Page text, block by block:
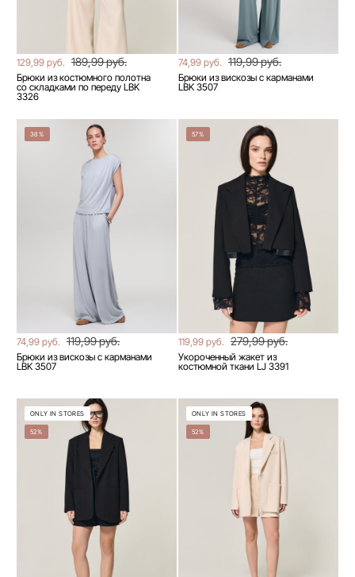
129,99 руб. 189,99 руб.
Брюки из костюмного полотна
со складками по переду LBK
3326
74,99 руб. 119,99 руб.
Брюки из вискозы с карманами
LBK 3507
38%
74,99 руб. 119,99 руб.
Брюки из вискозы с карманами
LBK 3507
57%
119,99 руб. 279,99 руб.
Укороченный жакет из
костюмной ткани LJ 3391
ONLY IN STORES
52%
ONLY IN STORES
52%